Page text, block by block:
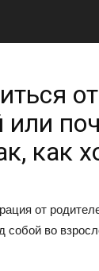
от
или
как
от
собой во